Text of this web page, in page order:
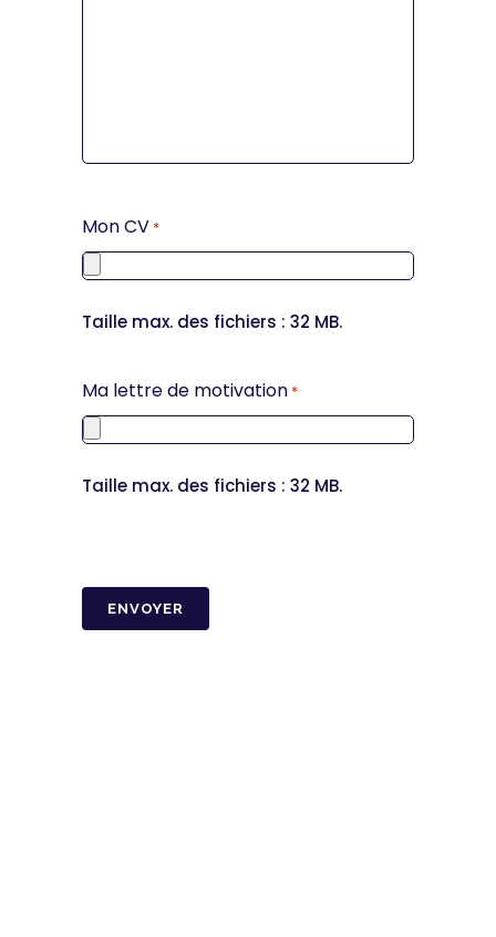
Mon CV *
Taille max. des fichiers : 32 MB.
Ma lettre de motivation *
Taille max. des fichiers : 32 MB.